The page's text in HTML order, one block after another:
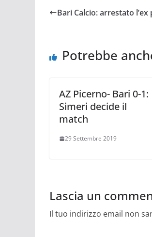
Bari Calcio: arrestato
Potrebbe
AZ Picerno- Bari 0-1:
Simeri decide il
match
29 Settembre 2019
Lascia un
Il tuo indirizzo email non